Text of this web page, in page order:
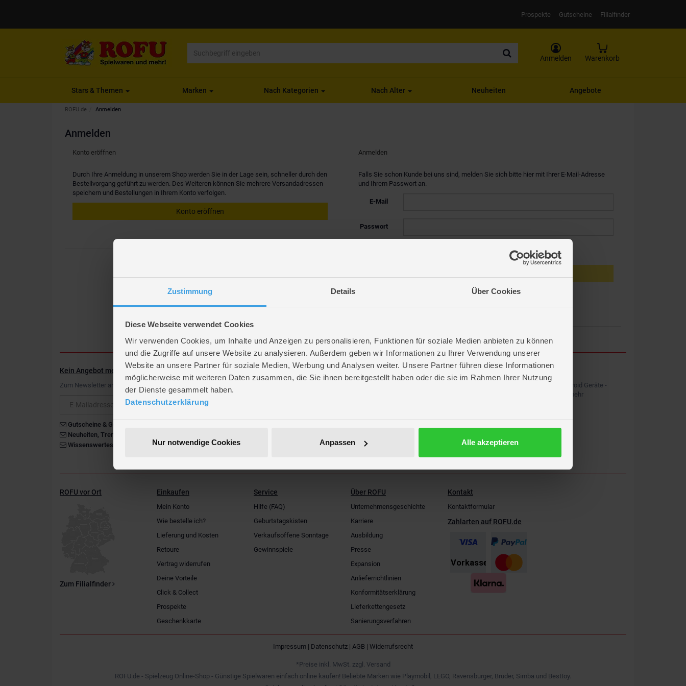
Zustimmung Details Über Cookies
Diese Webseite verwendet Cookies
Wir verwenden Cookies, um Inhalte und Anzeigen zu personalisieren, Funktionen für soziale Medien anbieten zu können
und die Zugriffe auf unsere Website zu analysieren. Außerdem geben wir Informationen zu Ihrer Verwendung unserer
Website an unsere Partner für soziale Medien, Werbung und Analysen weiter. Unsere Partner führen diese Informationen
möglicherweise mit weiteren Daten zusammen, die Sie ihnen bereitgestellt haben oder die sie im Rahmen Ihrer Nutzung
der Dienste gesammelt haben.
Datenschutzerklärung
Nur notwendige Cookies Anpassen Alle akzeptieren
Prospekte Gutscheine Filialfinder
Anmelden Warenkorb
Stars & Themen Marken Nach Kategorien Nach Alter Neuheiten Angebote
ROFU.de Anmelden
Anmelden
Anmelden
Falls Sie schon Kunde bei uns sind, melden Sie sich bitte hier mit Ihrer E-Mail-Adresse
und Ihrem Passwort an.
E-Mail
Passwort
Konto eröffnen
Durch Ihre Anmeldung in unserem Shop werden Sie in der Lage sein, schneller durch den
Bestellvorgang geführt zu werden. Des Weiteren können Sie mehrere Versandadressen
speichern und Bestellungen in Ihrem Konto verfolgen.
Konto eröffnen
Kein Angebot mehr verpassen
Zum Newsletter anmelden & Vorteile sichern
Gutscheine & Gewinnspiele
Neuheiten, Trends & Angebote
Wissenswertes rund um die Familie
ROFU Community
ROFU Family Blog
ROFU APP
Kostenlos für iOS und Android Geräte -
Shopping, News & vieles mehr
ROFU vor Ort
Zum Filialfinder
Einkaufen
Mein Konto
Wie bestelle ich?
Lieferung und Kosten
Retoure
Vertrag widerrufen
Deine Vorteile
Click & Collect
Prospekte
Geschenkkarte
Service
Hilfe (FAQ)
Geburtstagskisten
Verkaufsoffene Sonntage
Gewinnspiele
Über ROFU
Unternehmensgeschichte
Karriere
Ausbildung
Presse
Expansion
Anlieferrichtlinien
Konformitätserklärung
Lieferkettengesetz
Sanierungsverfahren
Kontakt
Kontaktformular
Zahlarten auf ROFU.de
Impressum | Datenschutz | AGB | Widerrufsrecht
*Preise inkl. MwSt. zzgl. Versand
ROFU.de - Spielzeug Online-Shop - Günstige Spielwaren einfach online kaufen! Beliebte Marken wie Playmobil, LEGO, Ravensburger, Bruder, Simba und Besttoy.